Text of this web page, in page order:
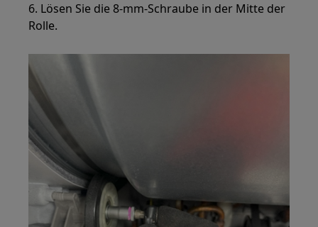
6. Lösen Sie die 8-mm-Schraube in der Mitte der
Rolle.